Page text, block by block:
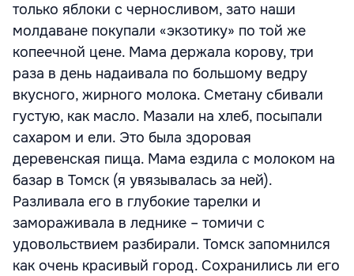
только яблоки с черносливом, зато наши
молдаване покупали «экзотику» по той же
копеечной цене. Мама держала корову, три
раза в день надаивала по большому ведру
вкусного, жирного молока. Сметану сбивали
густую, как масло. Мазали на хлеб, посыпали
сахаром и ели. Это была здоровая
деревенская пища. Мама ездила с молоком на
базар в Томск (я увязывалась за ней).
Разливала его в глубокие тарелки и
замораживала в леднике – томичи с
удовольствием разбирали. Томск запомнился
как очень красивый город. Сохранились ли его